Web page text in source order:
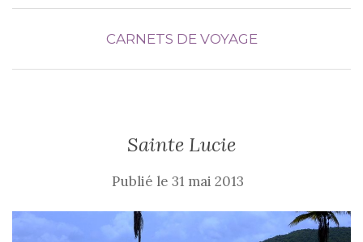
CARNETS DE VOYAGE
Sainte Lucie
Publié le 31 mai 2013